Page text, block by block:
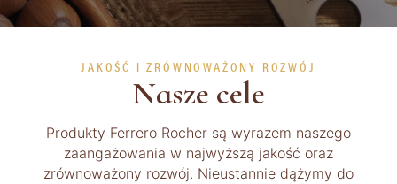
JAKOŚĆ I ZRÓWNOWAŻONY ROZWÓJ
Nasze cele
Produkty Ferrero Rocher są wyrazem naszego
zaangażowania w najwyższą jakość oraz
zrównoważony rozwój. Nieustannie dążymy do